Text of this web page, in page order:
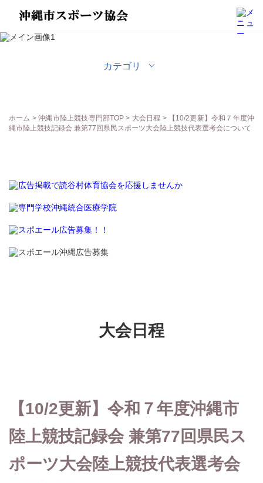
沖縄市陸上競技専門部
カテゴリ
ホーム >沖縄市陸上競技専門部TOP > 大会日程 > 【10/2更新】令和７年度沖
縄市陸上競技記録会 兼第77回県民スポーツ大会陸上競技代表選考会について
大会日程
【10/2更新】令和７年度沖縄市
陸上競技記録会 兼第77回県民ス
ポーツ大会陸上競技代表選考会